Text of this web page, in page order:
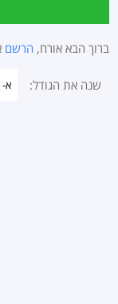
ברוך הבא אורח, הרשם
שנה את הגודל: א-